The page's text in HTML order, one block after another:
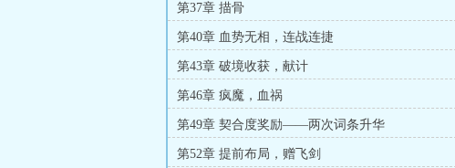
第37章 描骨
第40章 血势无相，连战连捷
第43章 破境收获，献计
第46章 疯魔，血祸
第49章 契合度奖励——两次词条升华
第52章 提前布局，赠飞剑